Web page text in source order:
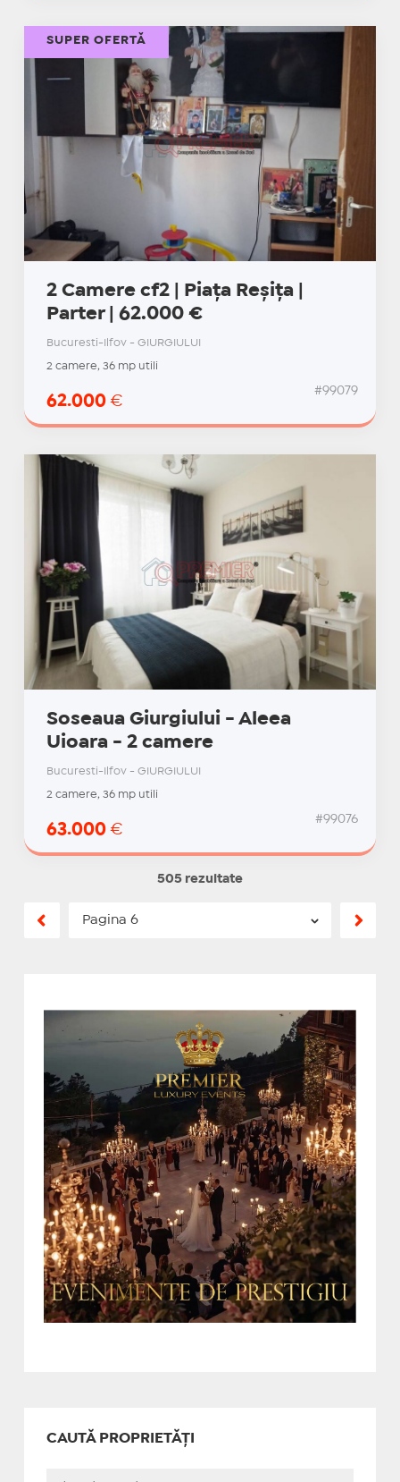
2 Camere cf2 | Piața Reșița |
Parter | 62.000 €
Bucuresti-Ilfov - GIURGIULUI
2 camere, 36 mp utili
62.000 €
#99079
SUPER OFERTĂ
Soseaua Giurgiului - Aleea
Uioara - 2 camere
Bucuresti-Ilfov - GIURGIULUI
2 camere, 36 mp utili
63.000 €
#99076
505 rezultate
CAUTĂ PROPRIETĂȚI